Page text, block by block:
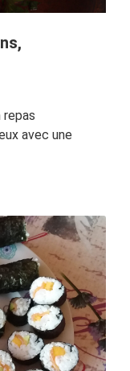
repas
avec une